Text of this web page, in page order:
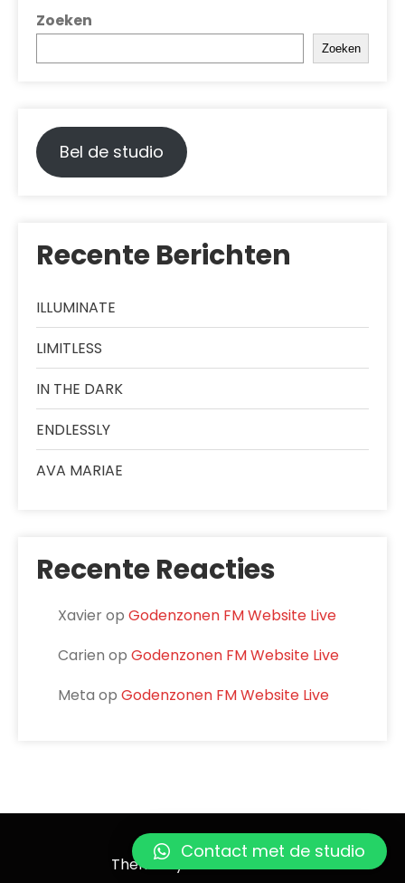
Zoeken
Zoeken
Bel de studio
Recente Berichten
ILLUMINATE
LIMITLESS
IN THE DARK
ENDLESSLY
AVA MARIAE
Recente Reacties
Xavierop Godenzonen FM Website Live
Carien op Godenzonen FM Website Live
Meta op Godenzonen FM Website Live
Godenzonen FM
Theme by Grace Themes
Contact met de studio